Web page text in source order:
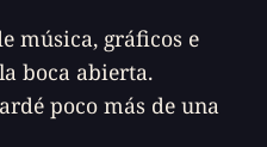
música, gráficos e
boca abierta.
poco más de una